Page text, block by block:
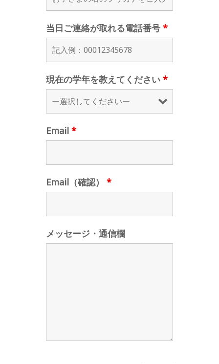
当日ご連絡が取れる電話番号 *
現在の学年を教えてください *
Email *
Email（確認） *
メッセージ・通信欄